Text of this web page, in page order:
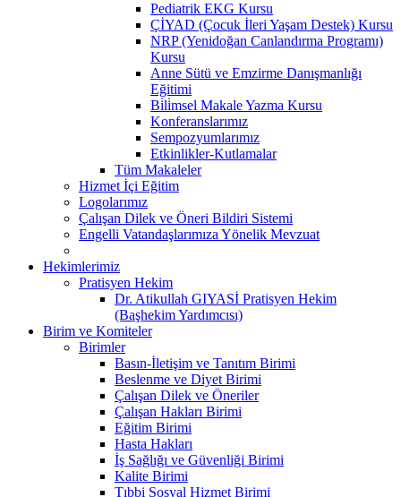
Pediatrik EKG Kursu
ÇİYAD (Çocuk İleri Yaşam Destek) Kursu
NRP (Yenidoğan Canlandırma Programı)
Kursu
Anne Sütü ve Emzirme Danışmanlığı
Eğitimi
Bi̇li̇msel Makale Yazma Kursu
Konferanslarımız
Sempozyumlarımız
Etkinlikler-Kutlamalar
Tüm Makaleler
Hizmet İçi Eğitim
Logolarımız
Çalışan Dilek ve Öneri Bildiri Sistemi
Engelli Vatandaşlarımıza Yönelik Mevzuat
Hekimlerimiz
Pratisyen Hekim
Dr. Atikullah GIYASİ Pratisyen Hekim
(Başhekim Yardımcısı)
Birim ve Komiteler
Birimler
Basın-İletişim ve Tanıtım Birimi
Beslenme ve Diyet Birimi
Çalışan Dilek ve Öneriler
Çalışan Hakları Birimi
Eğitim Birimi
Hasta Hakları
İş Sağlığı ve Güvenliği Birimi
Kalite Birimi
Tıbbi Sosyal Hizmet Birimi